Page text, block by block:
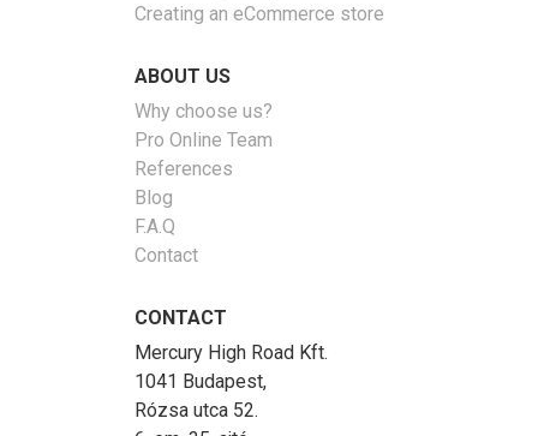
Creating an eCommerce store
ABOUT US
Why choose us?
Pro Online Team
References
Blog
F.A.Q
Contact
CONTACT
Mercury High Road Kft.
1041 Budapest,
Rózsa utca 52.